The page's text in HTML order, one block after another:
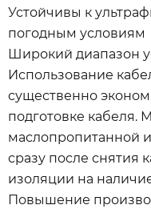
Устойчивы к
погодным условиям
Широкий диапазон
Использование
существенно
подготовке кабеля.
маслопропитанной
сразу после снятия
изоляции на
Повышение